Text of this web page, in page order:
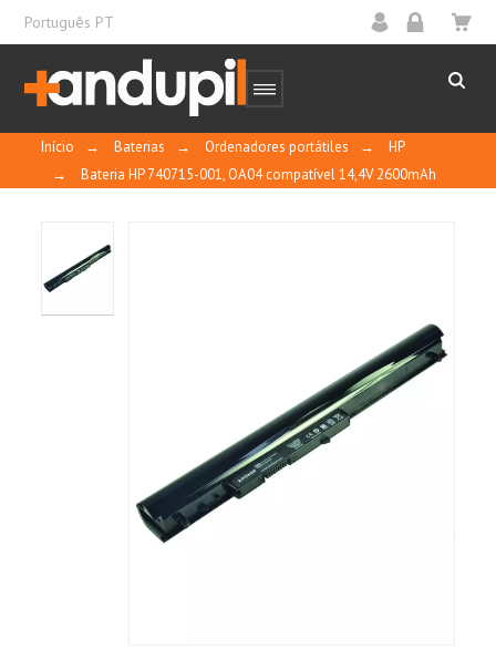
Português PT
Início → Baterias → Ordenadores portátiles →
HP
→
Bateria HP 740715-001, OA04 compatível 14,4V 2600mAh
Características da bateria para laptop:
Contactos banhados a ouro para alto
Carcasas fabricadas com plástico ABS e
policarbonato para oferecer maior firmeza.
Submetidas a extensos testes de qualidade,
incluindo ciclo de temperatura, curto-circuito